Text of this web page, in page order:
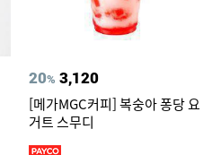
20% 3,120
[메가MGC커피] 복숭아 퐁당 요
거트 스무디